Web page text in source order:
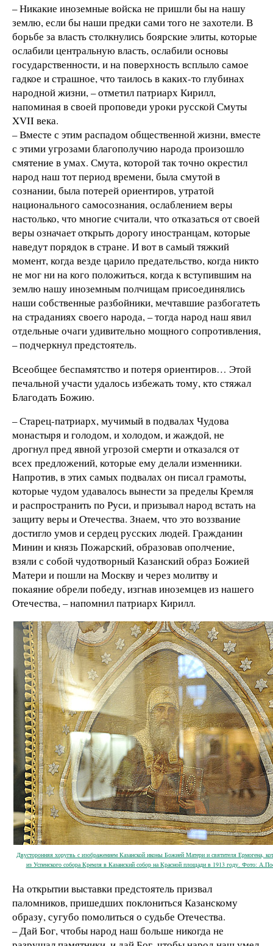
– Никакие иноземные войска не пришли бы на нашу
землю, если бы наши предки сами того не захотели. В
борьбе за власть столкнулись боярские элиты, которые
ослабили центральную власть, ослабили основы
государственности, и на поверхность всплыло самое
гадкое и страшное, что таилось в каких-то глубинах
народной жизни, – отметил патриарх Кирилл,
напоминая в своей проповеди уроки русской Смуты
XVII века.
– Вместе с этим распадом общественной жизни, вместе
с этими угрозами благополучию народа произошло
смятение в умах. Смута, которой так точно окрестил
народ наш тот период времени, была смутой в
сознании, была потерей ориентиров, утратой
национального самосознания, ослаблением веры
настолько, что многие считали, что отказаться от своей
веры означает открыть дорогу иностранцам, которые
наведут порядок в стране. И вот в самый тяжкий
момент, когда везде царило предательство, когда никто
не мог ни на кого положиться, когда к вступившим на
землю нашу иноземным полчищам присоединялись
наши собственные разбойники, мечтавшие разбогатеть
на страданиях своего народа, – тогда народ наш явил
отдельные очаги удивительно мощного сопротивления,
– подчеркнул предстоятель.
Всеобщее беспамятство и потеря ориентиров… Этой
печальной участи удалось избежать тому, кто стяжал
Благодать Божию.
– Старец-патриарх, мучимый в подвалах Чудова
монастыря и голодом, и холодом, и жаждой, не
дрогнул пред явной угрозой смерти и отказался от
всех предложений, которые ему делали изменники.
Напротив, в этих самых подвалах он писал грамоты,
которые чудом удавалось вынести за пределы Кремля
и распространить по Руси, и призывал народ встать на
защиту веры и Отечества. Знаем, что это воззвание
достигло умов и сердец русских людей. Гражданин
Минин и князь Пожарский, образовав ополчение,
взяли с собой чудотворный Казанский образ Божией
Матери и пошли на Москву и через молитву и
покаяние обрели победу, изгнав иноземцев из нашего
Отечества, – напомнил патриарх Кирилл.
Двусторонняя хоругвь с изображением Казанской иконы Божией Матери и святителя Ермогена,
из Успенского собора Кремля в Казанский собор на Красной площади в 1913 году. Фото:
На открытии выставки предстоятель призвал
паломников, пришедших поклониться Казанскому
образу, сугубо помолиться о судьбе Отечества.
– Дай Бог, чтобы народ наш больше никогда не